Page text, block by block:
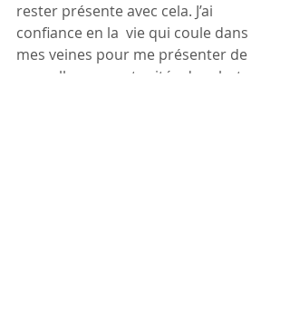
rester présente avec cela. J’ai
confiance en la  vie qui coule dans
mes veines pour me présenter de
nouvelles  opportunités de raboter